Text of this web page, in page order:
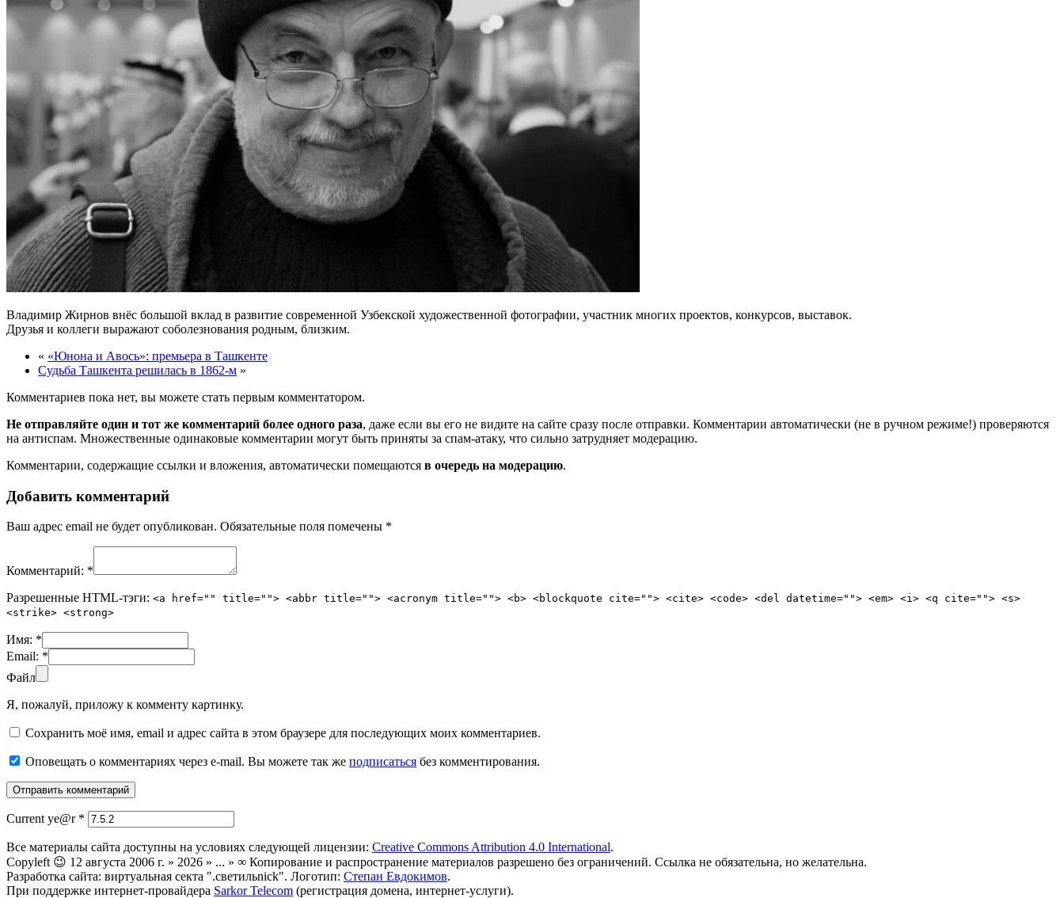
Владимир Жирнов внёс большой вклад в развитие современной Узбекской художественной фотографии, участник многих проектов, конкурсов, выставок.
Друзья и коллеги выражают соболезнования родным, близким.
« «Юнона и Авось»: премьера в Ташкенте
Судьба Ташкента решилась в 1862-м »
Комментариев пока нет, вы можете стать первым комментатором.
Не отправляйте один и тот же комментарий более одного раза, даже если вы его не видите на сайте сразу после отправки. Комментарии автоматически (не в ручном режиме!) проверяются
на антиспам. Множественные одинаковые комментарии могут быть приняты за спам-атаку, что сильно затрудняет модерацию.
Комментарии, содержащие ссылки и вложения, автоматически помещаются в очередь на модерацию.
Добавить комментарий
Ваш адрес email не будет опубликован. Обязательные поля помечены *
Комментарий: *
Разрешенные HTML-тэги: <a href="" title=""> <abbr title=""> <acronym title=""> <b> <blockquote cite=""> <cite> <code> <del datetime=""> <em> <i> <q cite=""> <s>
<strike> <strong>
Имя: *
Email: *
Файл
Я, пожалуй, приложу к комменту картинку.
Сохранить моё имя, email и адрес сайта в этом браузере для последующих моих комментариев.
Оповещать о комментариях через e-mail. Вы можете так же подписаться без комментирования.
Current ye@r *
Все материалы сайта доступны на условиях следующей лицензии: Creative Commons Attribution 4.0 International.
Copyleft 😉 12 августа 2006 г. » 2026 » ... » ∞ Копирование и распространение материалов разрешено без ограничений. Ссылка не обязательна, но желательна.
Разработка сайта: виртуальная секта ".светильnick". Логотип: Степан Евдокимов.
При поддержке интернет-провайдера Sarkor Telecom (регистрация домена, интернет-услуги).